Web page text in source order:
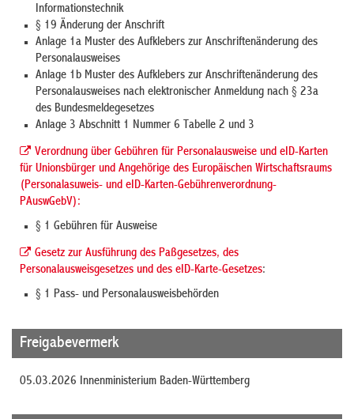
Informationstechnik
§ 19 Änderung der Anschrift
Anlage 1a Muster des Aufklebers zur Anschriftenänderung des
Personalausweises
Anlage 1b Muster des Aufklebers zur Anschriftenänderung des
Personalausweises nach elektronischer Anmeldung nach § 23a
des Bundesmeldegesetzes
Anlage 3 Abschnitt 1 Nummer 6 Tabelle 2 und 3
Verordnung über Gebühren für Personalausweise und eID-Karten
für Unionsbürger und Angehörige des Europäischen Wirtschaftsraums
(Personalasuweis- und eID-Karten-Gebührenverordnung-
PAuswGebV):
§ 1 Gebühren für Ausweise
Gesetz zur Ausführung des Paßgesetzes, des
Personalausweisgesetzes und des eID-Karte-Gesetzes:
§ 1 Pass- und Personalausweisbehörden
Freigabevermerk
05.03.2026 Innenministerium Baden-Württemberg